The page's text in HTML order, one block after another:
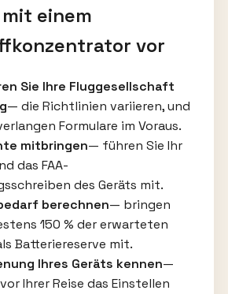
einem
vor
Sie Ihre Fluggesellschaft
— die Richtlinien variieren, und
Formulare im Voraus.
mitbringen— führen Sie Ihr
das FAA-
des Geräts mit.
berechnen— bringen
150 % der erwarteten
Batteriereserve mit.
Ihres Geräts kennen—
Ihrer Reise das Einstellen